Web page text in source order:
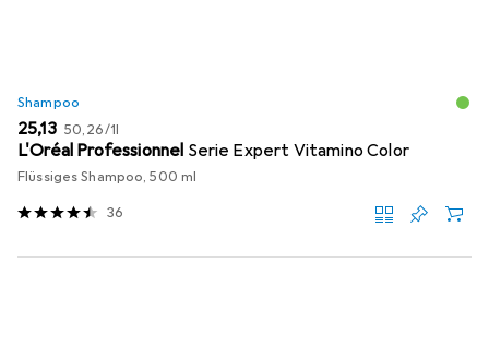
Shampoo
EUR
25,13 EUR
50,26/1l
L'Oréal Professionnel Serie Expert Vitamino Color
Flüssiges Shampoo, 500 ml
36